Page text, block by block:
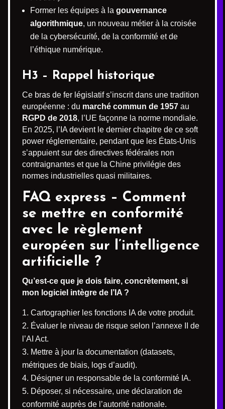
Former les équipes à la gouvernance
algorithmique, un nouveau métier à la croisée
de la cybersécurité, de la conformité et de
l’éthique numérique.
H3 – Rappel historique
Ce bras de fer législatif s’inscrit dans une tradition
européenne : du marché commun de 1957 au
RGPD de 2018, l’UE façonne la norme mondiale.
En 2025, l’IA devient le dernier chapitre de ce soft
power réglementaire, pendant que les États-Unis
s’appuient sur des directives fédérales non
contraignantes et que la Chine privilégie des
normes industrielles quasi militaires.
FAQ express – Comment
se mettre en conformité
avec le règlement
européen sur l’intelligence
artificielle ?
Qu’est-ce que je dois faire, concrètement, si
mon logiciel intègre de l’IA ?
Cartographier les fonctions IA de votre produit.
Évaluer le niveau de risque selon l’annexe II de
l’AI Act.
Mettre à jour la documentation (datasets,
métriques de biais, logs d’audit).
Désigner un responsable de la conformité IA.
Déposer, si nécessaire, une déclaration de
conformité auprès de l’autorité nationale.